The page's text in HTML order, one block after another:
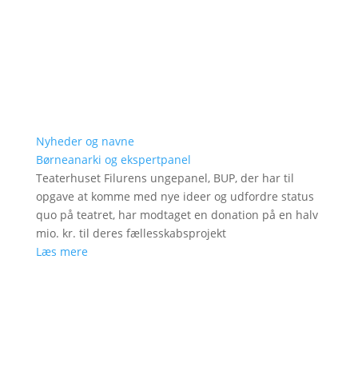
Nyheder og navne
Børneanarki og ekspertpanel
Teaterhuset Filurens ungepanel, BUP, der har til
opgave at komme med nye ideer og udfordre status
quo på teatret, har modtaget en donation på en halv
mio. kr. til deres fællesskabsprojekt
Læs mere